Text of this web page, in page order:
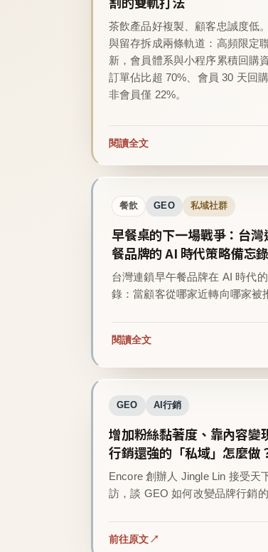
茶飲產品好複製、顧客忠誠度低
與留存拆成兩條軌道：高頻限定
新，會員體系與小程序累積回購
訂單佔比超 70%、會員 30 天回購
非會員僅 22%。
閱讀全文
餐飲 GEO 私域社群
早餐桌的下一場戰爭：台灣
餐品牌的 AI 時代策略備忘錄
台灣連鎖早午餐品牌在 AI 時代
錄：當顧客從哪家近轉向哪家被
閱讀全文
GEO AI行銷
增加粉絲黏著度、靠內容變
行銷還強的「私域」怎麼做
Encore 創辦人 Jingle Lin 接受天
訪，談 GEO 如何改變品牌行銷的
前往原文